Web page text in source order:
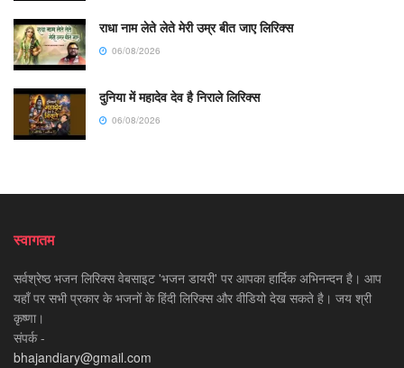
राधा नाम लेते लेते मेरी उम्र बीत जाए लिरिक्स
06/08/2026
दुनिया में महादेव देव है निराले लिरिक्स
06/08/2026
स्वागतम
सर्वश्रेष्ठ भजन लिरिक्स वेबसाइट 'भजन डायरी' पर आपका हार्दिक अभिनन्दन है। आप
यहाँ पर सभी प्रकार के भजनों के हिंदी लिरिक्स और वीडियो देख सकते है। जय श्री
कृष्णा।
संपर्क -
bhajandiary@gmail.com